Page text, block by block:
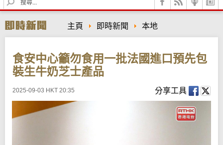
e
r
c
主頁 即時新聞 本地
食安中心籲勿食用一批法國進口預先包
裝生牛奶芝士產品
2025-09-03 HKT 20:35 分享工具